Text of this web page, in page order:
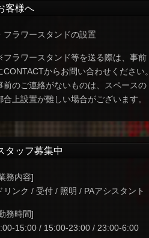
客様へ
フラワースタンドの設置
ラワースタンド等を送る際は、事前
CONTACTからお問い合わせください。
前のご連絡がないものは、スペースの
合上設置が難しい場合がございます。
タッフ募集中
務内容]
リンク / 受付 / 照明 / PAアシスタント
務時間]
15:00 / 15:00-23:00 / 23:00-6:00